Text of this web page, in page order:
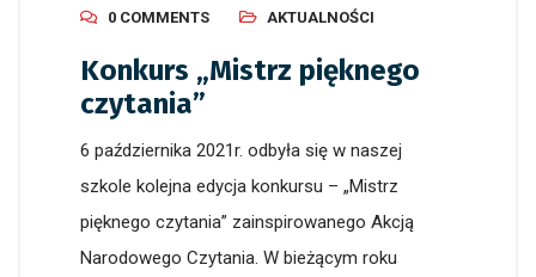
0 COMMENTS
AKTUALNOŚCI
Konkurs „Mistrz pięknego
czytania”
6 października 2021r. odbyła się w naszej
szkole kolejna edycja konkursu – „Mistrz
pięknego czytania” zainspirowanego Akcją
Narodowego Czytania. W bieżącym roku